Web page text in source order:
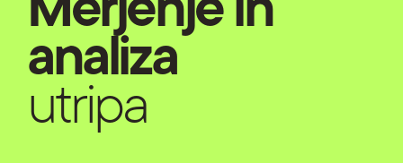
analiza
utripa